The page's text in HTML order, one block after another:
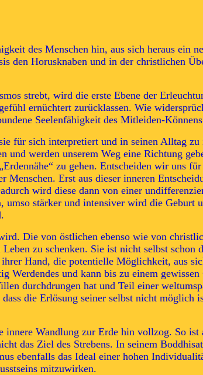
des Menschen hin, aus sich heraus ein
den Horusknaben und in der christlichen
strebt, wird die erste Ebene der
ernüchtert zurücklassen. Wie
Seelenfähigkeit des Mitleiden-
für sich interpretiert und in seinen Alltag
und werden unserem Weg eine Richtung
zu gehen. Entscheiden wir uns
Erst aus dieser inneren
wird diese dann von einer
stärker und intensiver wird die Geburt
Die von östlichen ebenso wie von
zu schenken. Sie ist nicht selbst schon
Hand, die potentielle Möglichkeit, aus
Werdendes und kann bis zu einem
durchdrungen hat und Teil einer
die Erlösung seiner selbst nicht möglich
Wandlung zur Erde hin vollzog. So ist
das Ziel des Strebens. In seinem
ebenfalls das Ideal einer hohen
mitzuwirken.